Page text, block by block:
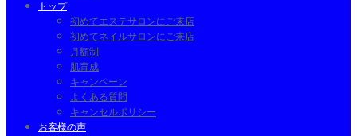
トップ
初めてエステサロンにご来店
初めてネイルサロンにご来店
月額制
肌育成
キャンペーン
よくある質問
キャンセルポリシー
お客様の声